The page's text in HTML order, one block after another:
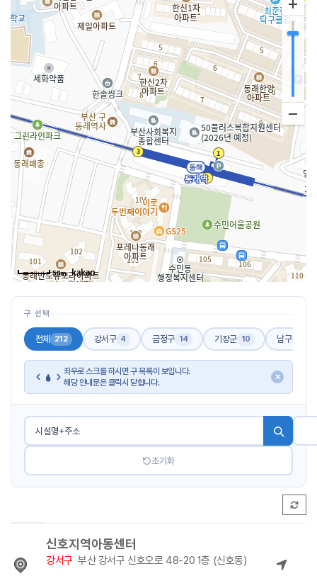
50m
구 선택
전체 212 강서구 4 금정구 14 기장군 10 남구
좌우로 스크롤 하시면 구 목록이 보입니다.
해당 안내문은 클릭시 닫힙니다.
✕
초기화
신호지역아동센터
강서구 부산 강서구 신호오로 48-20 1층 (신호동)